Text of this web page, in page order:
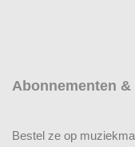
Abonnementen
Bestel ze op